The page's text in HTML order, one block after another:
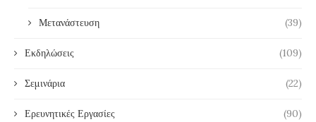
Μετανάστευση (39)
Εκδηλώσεις (109)
Σεμινάρια (22)
Ερευνητικές Εργασίες (90)